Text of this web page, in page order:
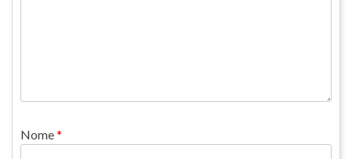
Nome*